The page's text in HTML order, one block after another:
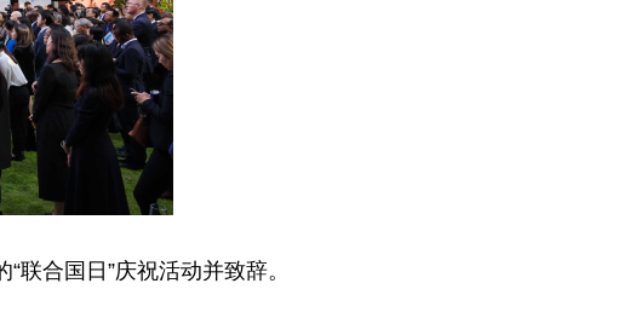
合国日”庆祝活动并致辞。